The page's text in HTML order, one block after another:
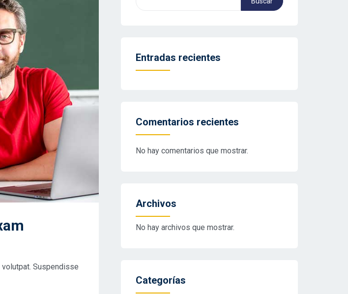
Suspendisse
Entradas recientes
Comentarios recientes
No hay comentarios que mostrar.
Archivos
No hay archivos que mostrar.
Categorías